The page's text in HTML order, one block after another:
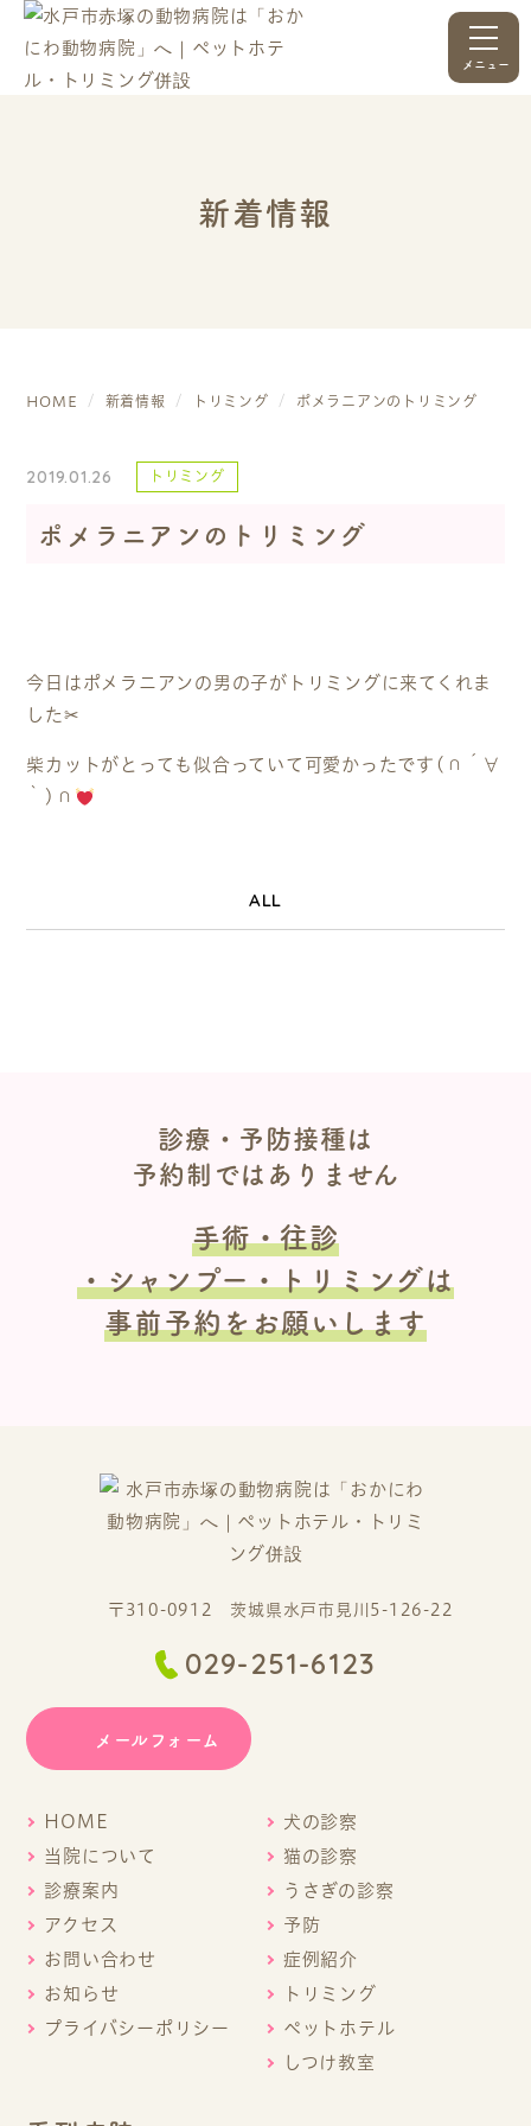
メニュー
新着情報
HOME 新着情報 トリミング ポメラニアンのトリミング
2019.01.26 トリミング
ポメラニアンのトリミング
今日はポメラニアンの男の子がトリミングに来てくれま
した✂
柴カットがとっても似合っていて可愛かったです(∩´∀
｀)∩
ALL
診療・予防接種は
予約制ではありません
手術・往診
・シャンプー・トリミングは
事前予約をお願いします
〒310-0912 茨城県水戸市見川5-126-22
029-251-6123
メールフォーム
HOME
当院について
診療案内
アクセス
お問い合わせ
お知らせ
プライバシーポリシー
犬の診察
猫の診察
うさぎの診察
予防
症例紹介
トリミング
ペットホテル
しつけ教室